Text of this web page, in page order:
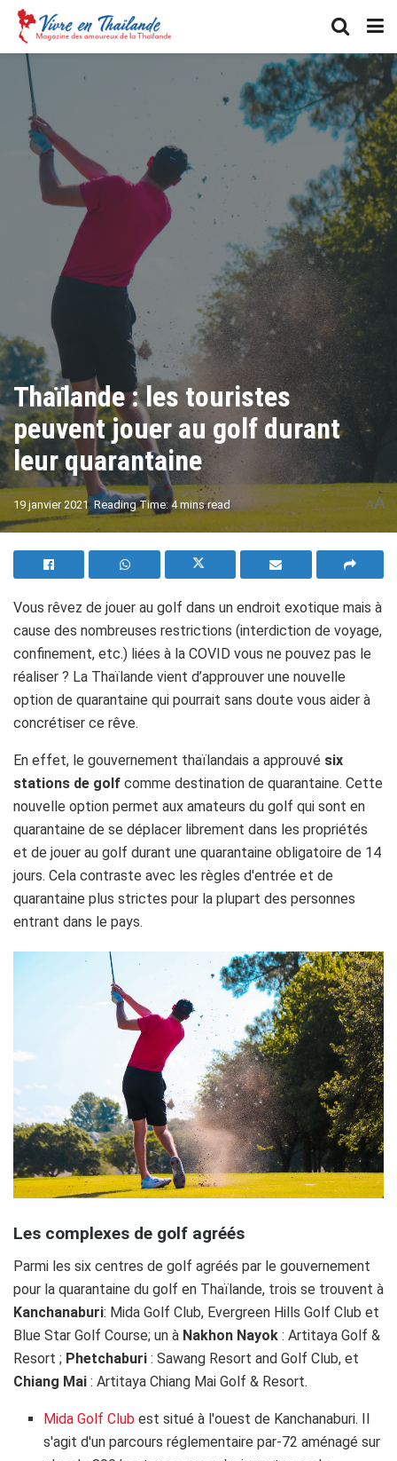
Thaïlande : les touristes
peuvent jouer au golf durant
leur quarantaine
19 janvier 2021 Reading Time: 4 mins read AA
Vous rêvez de jouer au golf dans un endroit exotique mais à
cause des nombreuses restrictions (interdiction de voyage,
confinement, etc.) liées à la COVID vous ne pouvez pas le
réaliser ? La Thaïlande vient d’approuver une nouvelle
option de quarantaine qui pourrait sans doute vous aider à
concrétiser ce rêve.
En effet, le gouvernement thaïlandais a approuvé six
stations de golf comme destination de quarantaine. Cette
nouvelle option permet aux amateurs du golf qui sont en
quarantaine de se déplacer librement dans les propriétés
et de jouer au golf durant une quarantaine obligatoire de 14
jours. Cela contraste avec les règles d'entrée et de
quarantaine plus strictes pour la plupart des personnes
entrant dans le pays.
Les complexes de golf agréés
Parmi les six centres de golf agréés par le gouvernement
pour la quarantaine du golf en Thaïlande, trois se trouvent à
Kanchanaburi: Mida Golf Club, Evergreen Hills Golf Club et
Blue Star Golf Course; un à Nakhon Nayok : Artitaya Golf &
Resort ; Phetchaburi : Sawang Resort and Golf Club, et
Chiang Mai : Artitaya Chiang Mai Golf & Resort.
Mida Golf Club est situé à l'ouest de Kanchanaburi. Il
s'agit d'un parcours réglementaire par-72 aménagé sur